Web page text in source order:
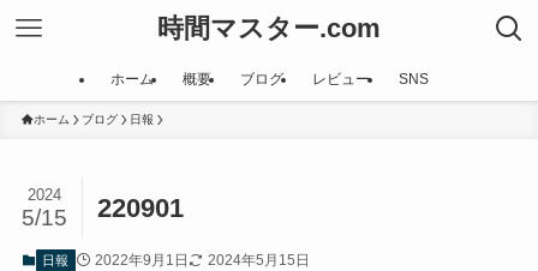
時間マスター.com
ホーム 概要 ブログ レビュー SNS
ホーム ブログ 日報
220901
2024
5/15
日報 2022年9月1日 2024年5月15日